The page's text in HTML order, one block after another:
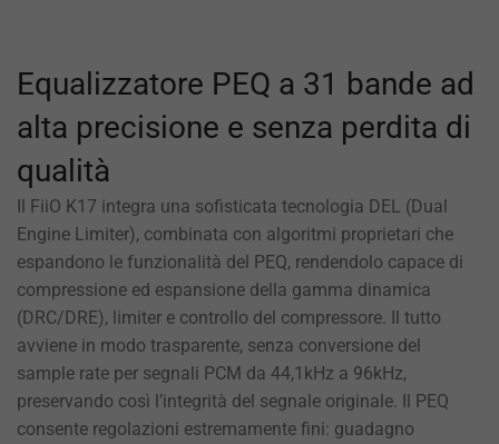
Equalizzatore PEQ a 31 bande ad
alta precisione e senza perdita di
qualità
Il FiiO K17 integra una sofisticata tecnologia DEL (Dual
Engine Limiter), combinata con algoritmi proprietari che
espandono le funzionalità del PEQ, rendendolo capace di
compressione ed espansione della gamma dinamica
(DRC/DRE), limiter e controllo del compressore. Il tutto
avviene in modo trasparente, senza conversione del
sample rate per segnali PCM da 44,1kHz a 96kHz,
preservando così l’integrità del segnale originale. Il PEQ
consente regolazioni estremamente fini: guadagno